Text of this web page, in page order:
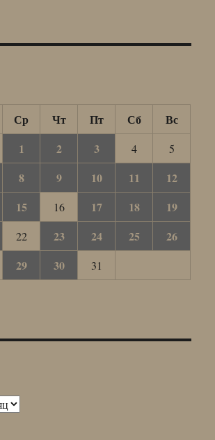
Ср Чт Пт Сб
Вс
1
2 3 4
5
8 9 10 11
12
15 16 17 18
19
22 23 24 25
26
29 30
31